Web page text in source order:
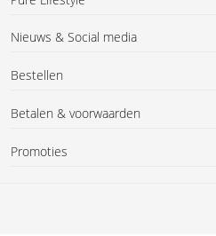
Nieuws & Social media
Bestellen
Betalen & voorwaarden
Promoties